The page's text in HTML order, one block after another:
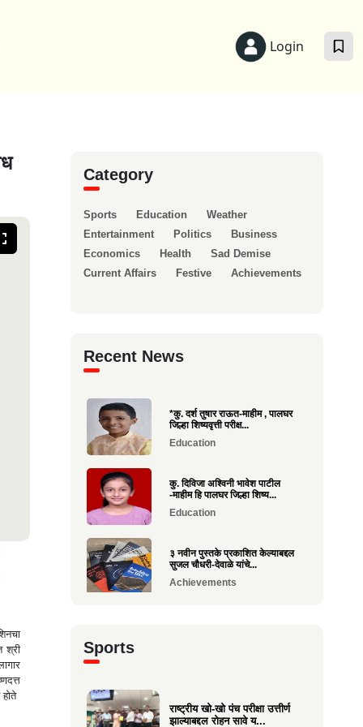
Login
श्री
Category
Sports Education
Weather
Entertainment
Politics
Business
Economics
Health
Sad Demise
Current Affairs
Festive Achievements
Recent News
*कु. दर्श तुषार राऊत-माहीम , पालघर
जिल्हा शिष्यवृत्ती परीक्ष...
Education
कु. दिविजा अश्विनी भावेश पाटील
-माहीम हि पालघर जिल्हा शिष्य...
Education
३ नवीन पुस्तके प्रकाशित केल्याबद्दल
सुजल चौधरी-देवाळे यांचे...
Achievements
शासनाचा सर्वोच्च ‘कृषी रत...
Achievements
Sports
राष्ट्रीय खो-खो पंच परीक्षा उत्तीर्ण
झाल्याबद्दल रोहन सावे य...